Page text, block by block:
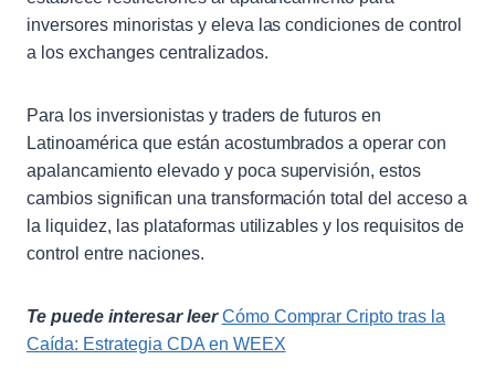
inversores minoristas y eleva las condiciones de control
a los exchanges centralizados.
Para los inversionistas y traders de futuros en
Latinoamérica que están acostumbrados a operar con
apalancamiento elevado y poca supervisión, estos
cambios significan una transformación total del acceso a
la liquidez, las plataformas utilizables y los requisitos de
control entre naciones.
Te puede interesar leer Cómo Comprar Cripto tras la
Caída: Estrategia CDA en WEEX